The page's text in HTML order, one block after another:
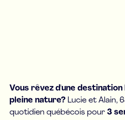
Vous rêvez d'une
pleine nature? Lucie et Alain,
quotidien québécois pour 3